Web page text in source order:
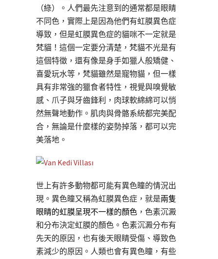
（綠）。人們最先注意到的通常都是眼睛
不同色，實際上是因為他們有虹膜異色症
導致，但是虹膜異色症的貓咪不一定就是
梵貓！這個一定要分清楚，梵貓不光是有
這個特徵，還有像是身手如獵人般矯健、
喜愛玩水等，梵貓雖然是寵物貓，但一樣
具有非常強的獵食者特性，視覺與嗅覺敏
感、爪子與牙齒鋒利，肉球軟綿綿可以悄
然無聲地動作。肌肉與骨骼系統都完美配
合，無論是什麼樣的姿勢掉落，都可以完
美落地。
世上有許多動物都可能有異色瞳的情況出
現。異色瞳又稱為虹膜異色症，就是兩隻
眼睛的虹膜呈現不一樣的顏色 ，色素沉澱
和分布決定虹膜的顏色。色素沉澱分布有
先天的原因，也有後天眼睛受傷、導致色
素減少的原因。人類也會有異色瞳，有些